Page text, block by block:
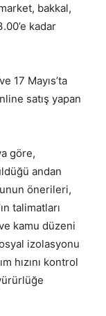
bakkal,
kadar
17 Mayıs’ta
satış yapan
göre,
andan
önerileri,
talimatları
kamu düzeni
izolasyonu
hızını kontrol